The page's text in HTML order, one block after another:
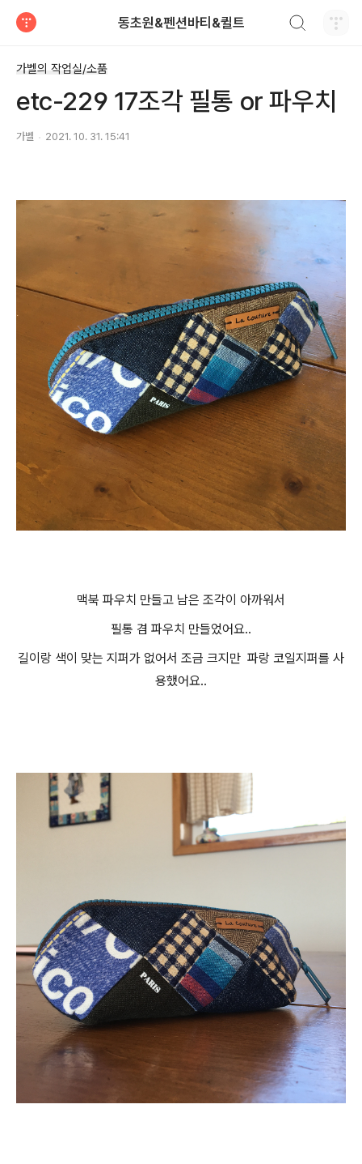
동초원&펜션바티&퀼트
가벨의 작업실/소품
etc-229 17조각 필통 or 파우치
가벨 2021. 10. 31. 15:41
맥북 파우치 만들고 남은 조각이 아까워서
필통 겸 파우치 만들었어요..
길이랑 색이 맞는 지퍼가 없어서 조금 크지만 파랑 코일지퍼를 사
용했어요..